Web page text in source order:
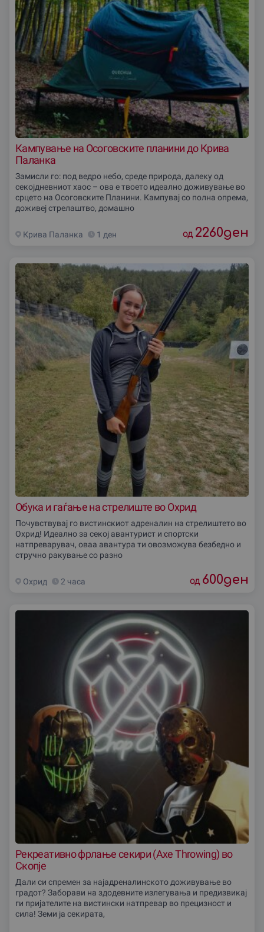
Кампување на Осоговските планини до Крива
Паланка
Замисли го: под ведро небо, среде природа, далеку од
секојдневниот хаос – ова е твоето идеално доживување во
срцето на Осоговските Планини. Кампувај со полна опрема,
доживеј стрелаштво, домашно
Крива Паланка 1 ден од 2260ден
Обука и гаѓање на стрелиште во Охрид
Почувствувај го вистинскиот адреналин на стрелиштето во
Охрид! Идеално за секој авантурист и спортски
натпреварувач, оваа авантура ти овозможува безбедно и
стручно ракување со разно
Охрид 2 часа од 600ден
Рекреативно фрлање секири (Axe Throwing) во
Скопје
Дали си спремен за најадреналинското доживување во
градот? Заборави на здодевните излегувања и предизвикај
ги пријателите на вистински натпревар во прецизност и
сила! Земи ја секирата,